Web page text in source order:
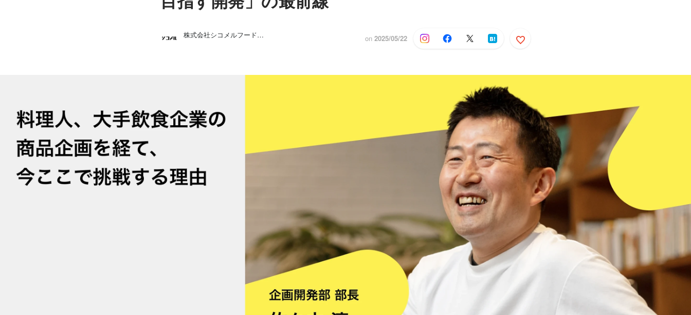
株式会社シコメルフードテック 採用担当者 on 2025/05/22